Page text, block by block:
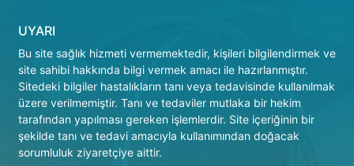
UYARI
Bu site sağlık hizmeti vermemektedir, kişileri bilgilendirmek ve
site sahibi hakkında bilgi vermek amacı ile hazırlanmıştır.
Sitedeki bilgiler hastalıkların tanı veya tedavisinde kullanılmak
üzere verilmemiştir. Tanı ve tedaviler mutlaka bir hekim
tarafından yapılması gereken işlemlerdir. Site içeriğinin bir
şekilde tanı ve tedavi amacıyla kullanımından doğacak
sorumluluk ziyaretçiye aittir.